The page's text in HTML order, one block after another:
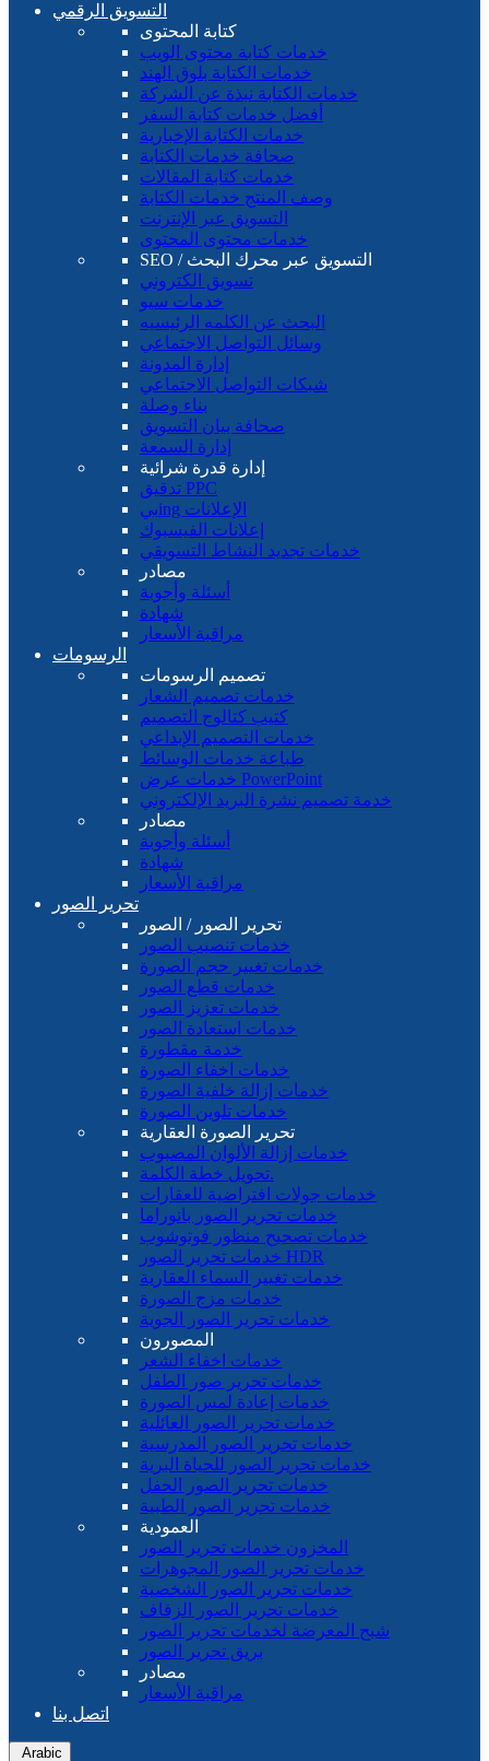
التسويق الرقمي
كتابة المحتوى
خدمات كتابة محتوى الويب
خدمات الكتابة بلوق الهند
خدمات الكتابة نبذة عن الشركة
أفضل خدمات كتابة السفر
خدمات الكتابة الإخبارية
صحافة خدمات الكتابة
خدمات كتابة المقالات
وصف المنتج خدمات الكتابة
التسويق عبر الإنترنت
خدمات محتوى المحتوى
SEO / التسويق عبر محرك البحث
تسويق الكتروني
خدمات سيو
البحث عن الكلمه الرئيسيه
وسائل التواصل الاجتماعي
إدارة المدونة
شبكات التواصل الاجتماعي
بناء وصلة
صحافة بيان التسويق
إدارة السمعة
إدارة قدرة شرائية
تدقيق PPC
بيing الإعلانات
إعلانات الفيسبوك
خدمات تجديد النشاط التسويقي
مصادر
أسئلة وأجوبة
شهادة
مراقبة الأسعار
الرسومات
تصميم الرسومات
خدمات تصميم الشعار
كتيب كتالوج التصميم
خدمات التصميم الإبداعي
طباعة خدمات الوسائط
خدمات عرض PowerPoint
خدمة تصميم نشرة البريد الإلكتروني
مصادر
أسئلة وأجوبة
شهادة
مراقبة الأسعار
تحرير الصور
تحرير الصور / الصور
خدمات تنصيب الصور
خدمات تغيير حجم الصورة
خدمات قطع الصور
خدمات تعزيز الصور
خدمات استعادة الصور
خدمة مقطورة
خدمات اخفاء الصورة
خدمات إزالة خلفية الصورة
خدمات تلوين الصورة
تحرير الصورة العقارية
خدمات إزالة الألوان المصبوب
تحويل خطة الكلمة.
خدمات جولات افتراضية للعقارات
خدمات تحرير الصور بانوراما
خدمات تصحيح منظور فوتوشوب
خدمات تحرير الصور HDR
خدمات تغيير السماء العقارية
خدمات مزج الصورة
خدمات تحرير الصور الجوية
المصورون
خدمات اخفاء الشعر
خدمات تحرير صور الطفل
خدمات إعادة لمس الصورة
خدمات تحرير الصور العائلية
خدمات تحرير الصور المدرسية
خدمات تحرير الصور للحياة البرية
خدمات تحرير الصور الحفل
خدمات تحرير الصور الطبية
العمودية
المخزون خدمات تحرير الصور
خدمات تحرير الصور المجوهرات
خدمات تحرير الصور الشخصية
خدمات تحرير الصور الزفاف
شبح المعرضة لخدمات تحرير الصور
بريق تحرير الصور
مصادر
مراقبة الأسعار
اتصل بنا
Arabic